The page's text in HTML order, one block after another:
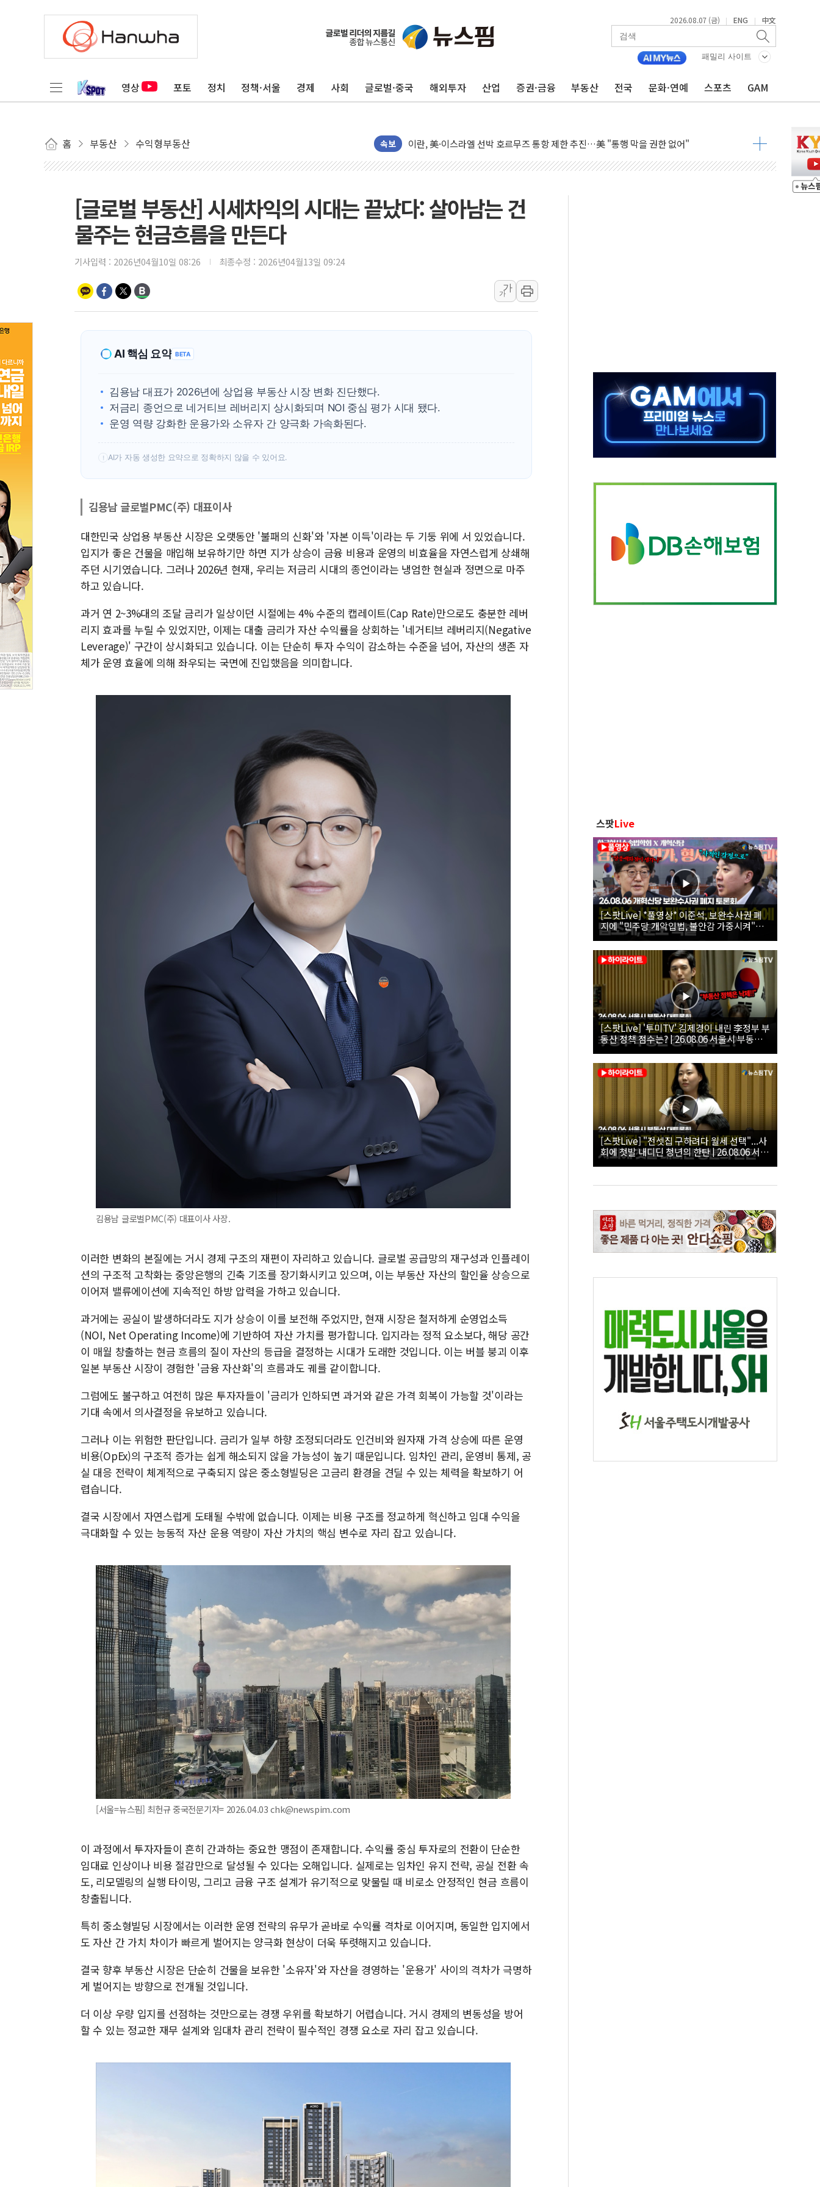
2026.08.07 (금) | ENG | 中文
패밀리 사이트
영상 포토 정치 정책·서울 경제 사회 글로벌·중국 해외투자 산업 증권·금융 부동산 전국 문화·연예 스포츠 GAM
홈 부동산 수익형부동산 속보
이란, 오만과 호르무즈 해협 재개방 합의 막바지.."美와 직접 협상 없어"
[민주 당권주자 일정] 송영길·정청래·김민석 후보 - 8월 7일
[오늘의 정치일정] 8월 7일(금)
[오늘의 국회일정] 상임위·세미나·기자회견·주요 정당 - 8월 7일
유럽증시, 견조한 실적 소화하며 대부분 상승… "2분기 기업 순이익 21% 증가" 전망
리투아니아 국방 "러, 우크라 드론으로 나토 회원국 공격 검토… 거짓 깃발 작전"
뉴욕증시 개장 전 특징주...모더나·아이온큐·도어대시↑ VS 샌디스크·피그마·앱러빈↓
김정관 장관 "영업이익 N% 성과급 반대…상법·자본시장법 개정 논의"
[인도증시] 중동 긴장 완화에 실적 호조까지, 상승...호실적 보고 기업 상승세 뚜렷
러, 1인칭시점 드론으로 우크라 민간인 '사파리' 공격… 시민들 공포감 극대화 전략
김정관 산업부 장관 "주 52시간 손봐야, 경쟁상대 中과 비교해야"
[글로벌 부동산] 시세차익의 시대는 끝났다: 살아남는 건
물주는 현금흐름을 만든다
기사입력 : 2026년04월10일 08:26 최종수정 : 2026년04월13일 09:24
가
가
AI 핵심 요약 BETA
김용남 대표가 2026년에 상업용 부동산 시장 변화 진단했다.
저금리 종언으로 네거티브 레버리지 상시화되며 NOI 중심 평가 시대 됐다.
운영 역량 강화한 운용가와 소유자 간 양극화 가속화된다.
! AI가 자동 생성한 요약으로 정확하지 않을 수 있어요.
김용남 글로벌PMC(주) 대표이사
대한민국 상업용 부동산 시장은 오랫동안 '불패의 신화'와 '자본 이득'이라는 두 기둥 위에 서 있었습니다.
입지가 좋은 건물을 매입해 보유하기만 하면 지가 상승이 금융 비용과 운영의 비효율을 자연스럽게 상쇄해
주던 시기였습니다. 그러나 2026년 현재, 우리는 저금리 시대의 종언이라는 냉엄한 현실과 정면으로 마주
하고 있습니다.
과거 연 2~3%대의 조달 금리가 일상이던 시절에는 4% 수준의 캡레이트(Cap Rate)만으로도 충분한 레버
리지 효과를 누릴 수 있었지만, 이제는 대출 금리가 자산 수익률을 상회하는 '네거티브 레버리지(Negative
Leverage)' 구간이 상시화되고 있습니다. 이는 단순히 투자 수익이 감소하는 수준을 넘어, 자산의 생존 자
체가 운영 효율에 의해 좌우되는 국면에 진입했음을 의미합니다.
김용남 글로벌PMC(주) 대표이사 사장.
이러한 변화의 본질에는 거시 경제 구조의 재편이 자리하고 있습니다. 글로벌 공급망의 재구성과 인플레이
션의 구조적 고착화는 중앙은행의 긴축 기조를 장기화시키고 있으며, 이는 부동산 자산의 할인율 상승으로
이어져 밸류에이션에 지속적인 하방 압력을 가하고 있습니다.
과거에는 공실이 발생하더라도 지가 상승이 이를 보전해 주었지만, 현재 시장은 철저하게 순영업소득
(NOI, Net Operating Income)에 기반하여 자산 가치를 평가합니다. 입지라는 정적 요소보다, 해당 공간
이 매월 창출하는 현금 흐름의 질이 자산의 등급을 결정하는 시대가 도래한 것입니다. 이는 버블 붕괴 이후
일본 부동산 시장이 경험한 '금융 자산화'의 흐름과도 궤를 같이합니다.
그럼에도 불구하고 여전히 많은 투자자들이 '금리가 인하되면 과거와 같은 가격 회복이 가능할 것'이라는
기대 속에서 의사결정을 유보하고 있습니다.
그러나 이는 위험한 판단입니다. 금리가 일부 하향 조정되더라도 인건비와 원자재 가격 상승에 따른 운영
비용(OpEx)의 구조적 증가는 쉽게 해소되지 않을 가능성이 높기 때문입니다. 임차인 관리, 운영비 통제, 공
실 대응 전략이 체계적으로 구축되지 않은 중소형빌딩은 고금리 환경을 견딜 수 있는 체력을 확보하기 어
렵습니다.
결국 시장에서 자연스럽게 도태될 수밖에 없습니다. 이제는 비용 구조를 정교하게 혁신하고 임대 수익을
극대화할 수 있는 능동적 자산 운용 역량이 자산 가치의 핵심 변수로 자리 잡고 있습니다.
[서울=뉴스핌] 최헌규 중국전문기자= 2026.04.03 chk@newspim.com
이 과정에서 투자자들이 흔히 간과하는 중요한 맹점이 존재합니다. 수익률 중심 투자로의 전환이 단순한
임대료 인상이나 비용 절감만으로 달성될 수 있다는 오해입니다. 실제로는 임차인 유지 전략, 공실 전환 속
도, 리모델링의 실행 타이밍, 그리고 금융 구조 설계가 유기적으로 맞물릴 때 비로소 안정적인 현금 흐름이
창출됩니다.
특히 중소형빌딩 시장에서는 이러한 운영 전략의 유무가 곧바로 수익률 격차로 이어지며, 동일한 입지에서
도 자산 간 가치 차이가 빠르게 벌어지는 양극화 현상이 더욱 뚜렷해지고 있습니다.
결국 향후 부동산 시장은 단순히 건물을 보유한 '소유자'와 자산을 경영하는 '운용가' 사이의 격차가 극명하
게 벌어지는 방향으로 전개될 것입니다.
더 이상 우량 입지를 선점하는 것만으로는 경쟁 우위를 확보하기 어렵습니다. 거시 경제의 변동성을 방어
할 수 있는 정교한 재무 설계와 임대차 관리 전략이 필수적인 경쟁 요소로 자리 잡고 있습니다.
스팟Live
[스팟Live] *풀영상* 이준석, 보완수사권 폐
지에 "민주당 개악입법, 불안감 가중시켜"｜
26.08.06 개혁신당 보완수사권 폐지 토론회
[스팟Live] '투미TV' 김제경이 내린 李정부 부
동산 정책 점수는? | 26.08.06 서울시 부동산
대토론회
[스팟Live] "전셋집 구하려다 월세 선택"...사
회에 첫발 내디딘 청년의 한탄 | 26.08.06 서울
시 부동산 대토론회